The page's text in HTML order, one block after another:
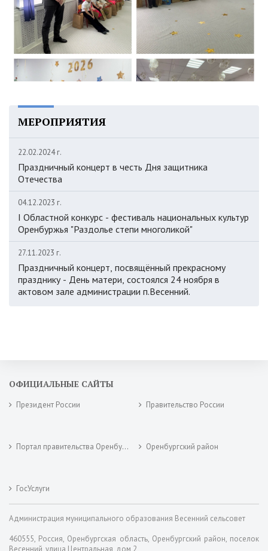
МЕРОПРИЯТИЯ
22.02.2024 г.
Праздничный концерт в честь Дня защитника
Отечества
04.12.2023 г.
I Областной конкурс - фестиваль национальных культур
Оренбуржья "Раздолье степи многоликой"
27.11.2023 г.
Праздничный концерт, посвящённый прекрасному
празднику - День матери, состоялся 24 ноября в
актовом зале администрации п.Весенний.
ОФИЦИАЛЬНЫЕ САЙТЫ
Президент России Правительство России
Портал правительства Оренбургской области Оренбургский район
ГосУслуги
Администрация муниципального образования Весенний сельсовет
460555, Россия, Оренбургская область, Оренбургский район, поселок
Весенний, улица Центральная, дом 2